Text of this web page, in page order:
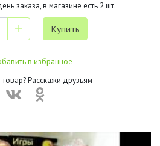
заказа, в магазине есть 2 шт.
в избранное
Расскажи друзьям